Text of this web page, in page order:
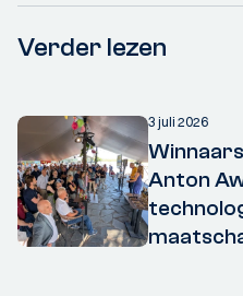
Verder lezen
3 juli 2026
Anton